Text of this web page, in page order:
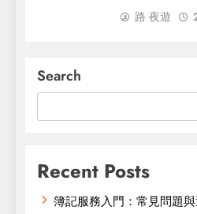
路 夜遊
Search
Recent Posts
簿記服務入門：常見問題